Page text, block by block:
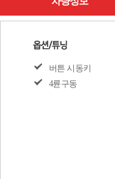
버튼 시동키
4륜구동